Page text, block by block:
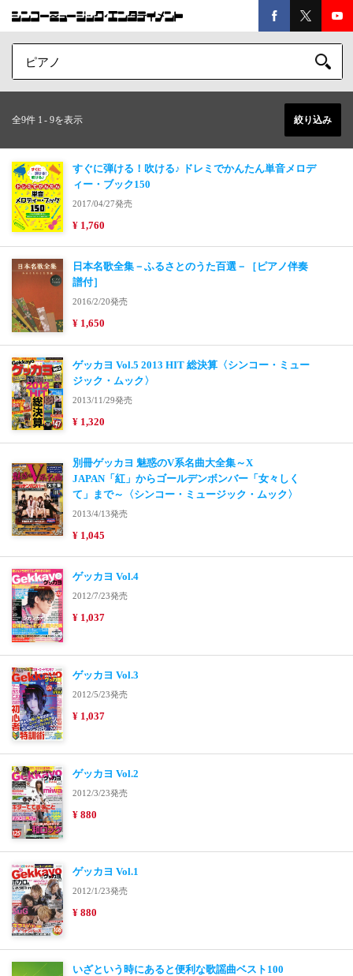
全9件 1 - 9を表示 絞り込み
すぐに弾ける！吹ける♪ ドレミでかんたん単音メロデ
ィー・ブック150
2017/04/27発売
¥ 1,760
日本名歌全集－ふるさとのうた百選－［ピアノ伴奏
譜付］
2016/2/20発売
¥ 1,650
ゲッカヨ Vol.5 2013 HIT 総決算〈シンコー・ミュー
ジック・ムック〉
2013/11/29発売
¥ 1,320
別冊ゲッカヨ 魅惑のV系名曲大全集～X
JAPAN「紅」からゴールデンボンバー「女々しく
て」まで～〈シンコー・ミュージック・ムック〉
2013/4/13発売
¥ 1,045
ゲッカヨ Vol.4
2012/7/23発売
¥ 1,037
ゲッカヨ Vol.3
2012/5/23発売
¥ 1,037
ゲッカヨ Vol.2
2012/3/23発売
¥ 880
ゲッカヨ Vol.1
2012/1/23発売
¥ 880
いざという時にあると便利な歌謡曲ベスト100